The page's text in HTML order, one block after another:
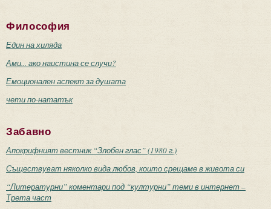
Философия
Един на хиляда
Ами... ако наистина се случи?
Емоционален аспект за душата
чети по-нататък
Забавно
Апокрифният вестник “Злобен глас” (1980 г.)
Съществуват няколко вида любов, които срещаме в живота си
“Литературни” коментари под “културни” теми в интернет –
Трета част